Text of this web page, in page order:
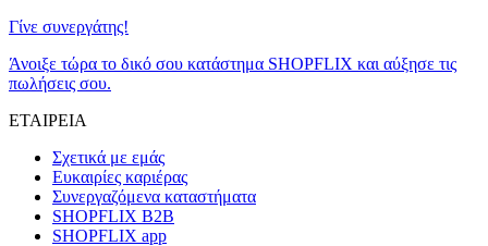
Γίνε συνεργάτης!
Άνοιξε τώρα το δικό σου κατάστημα SHOPFLIX και αύξησε τις
πωλήσεις σου.
ΕΤΑΙΡΕΙΑ
Σχετικά με εμάς
Ευκαιρίες καριέρας
Συνεργαζόμενα καταστήματα
SHOPFLIX B2B
SHOPFLIX app